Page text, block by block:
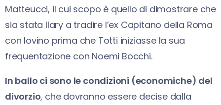
Matteucci, il cui scopo è quello di dimostrare che
sia stata Ilary a tradire l’ex Capitano della Roma
con Iovino prima che Totti iniziasse la sua
frequentazione con Noemi Bocchi.
In ballo ci sono le condizioni (economiche) del
divorzio, che dovranno essere decise dalla